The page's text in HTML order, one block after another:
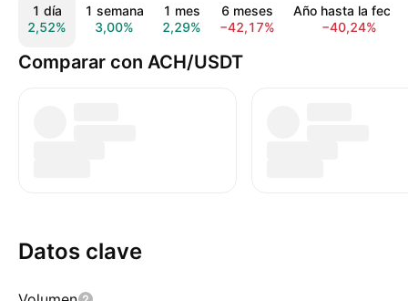
1 día
2,52%
1 semana
3,00%
1 mes
2,29%
6 meses
−42,17%
Año hasta la fecha
−40,24%
Comparar con ACH/USDT
Datos clave